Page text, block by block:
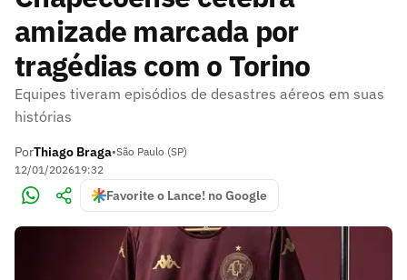
amizade marcada por
tragédias com o Torino
Equipes tiveram episódios de desastres aéreos em suas
histórias
PorThiago Braga•São Paulo (SP)
12/01/202619:32
Favorite o Lance! no Google